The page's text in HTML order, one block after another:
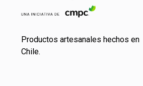
Productos artesanales hechos en
Chile.